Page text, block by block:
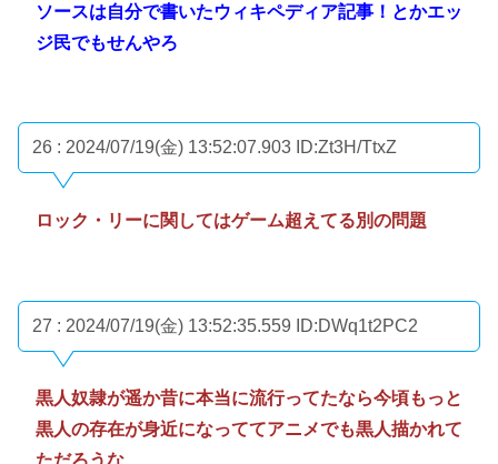
ソースは自分で書いたウィキペディア記事！とかエッ
ジ民でもせんやろ
26 : 2024/07/19(金) 13:52:07.903 ID:Zt3H/TtxZ
ロック・リーに関してはゲーム超えてる別の問題
27 : 2024/07/19(金) 13:52:35.559 ID:DWq1t2PC2
黒人奴隷が遥か昔に本当に流行ってたなら今頃もっと
黒人の存在が身近になっててアニメでも黒人描かれて